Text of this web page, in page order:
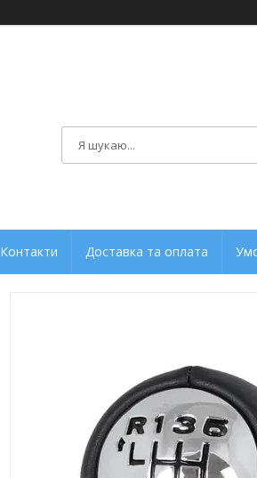
Контакти Доставка та оплата